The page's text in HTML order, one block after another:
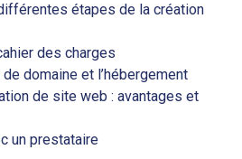
étapes de la création
des charges
domaine et l’hébergement
de site web : avantages et
un prestataire